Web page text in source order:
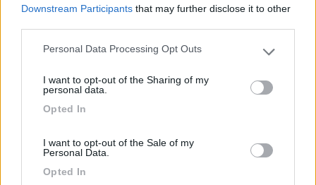
Downstream Participants that may further disclose it to other
Please note that this website/app uses one or more Google
not limited to your visit or usage behaviour. You may click to
grant or deny consent to Google and its third-party tags to
use your data for below specified purposes in below Google
Personal Data Processing Opt Outs
I want to opt-out of the Sharing of my
personal data.
Opted In
I want to opt-out of the Sale of my
Personal Data.
Opted In
Sono stato in questo bellissimo campeggio 2 notti
con la mia famiglia in camper. Siamo stati accolti
subito con gentilezza anche se non abbiamo
siamo dovuti arrangiare. Al ristorante del
campeggio non sanno fare il loro lavoro, pertanto
dopo un'ora d'attesa per un primo, considerando